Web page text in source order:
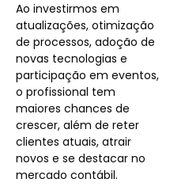
Ao investirmos em
atualizações, otimização
de processos, adoção de
novas tecnologias e
participação em eventos,
o profissional tem
maiores chances de
crescer, além de reter
clientes atuais, atrair
novos e se destacar no
mercado contábil.